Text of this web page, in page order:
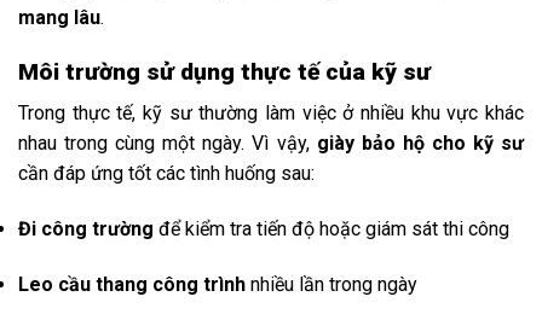
mang lâu.
Môi trường sử dụng thực tế của kỹ sư
Trong thựctế,kỹ sưthường làm việcởnhiều khuvựckhác
nhautrongcùngmộtngày.Vì vậy, giày bảo hộ cho kỹ sư
cần đáp ứng tốt các tình huống sau:
Đi công trường đểkiểm tra tiến độ hoặc giám sát thi công
Leo cầu thang công trình nhiều lần trong ngày